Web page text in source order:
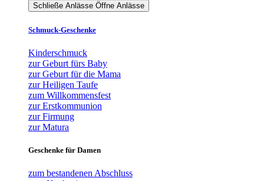
Schließe Anlässe Öffne Anlässe
Schmuck-Geschenke
Kinderschmuck
zur Geburt fürs Baby
zur Geburt für die Mama
zur Heiligen Taufe
zum Willkommensfest
zur Erstkommunion
zur Firmung
zur Matura
Geschenke für Damen
zum bestandenen Abschluss